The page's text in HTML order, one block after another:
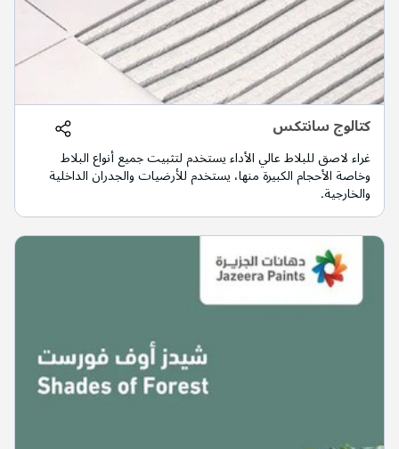
كتالوج سانتكس
غراء لاصق للبلاط عالي الأداء يستخدم لتثبيت جميع أنواع البلاط
وخاصة الأحجام الكبيرة منها، يستخدم للأرضيات والجدران الداخلية
والخارجية.